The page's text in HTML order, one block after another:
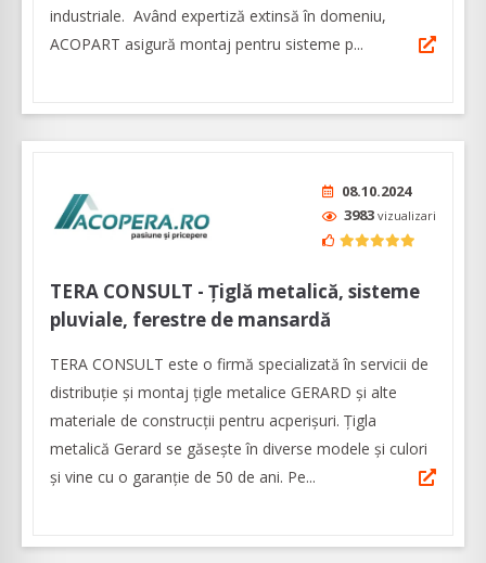
industriale. Având expertiză extinsă în domeniu,
ACOPART asigură montaj pentru sisteme p...
08.10.2024
3983 vizualizari
TERA CONSULT - Țiglă metalică, sisteme
pluviale, ferestre de mansardă
TERA CONSULT este o firmă specializată în servicii de
distribuție și montaj țigle metalice GERARD și alte
materiale de construcții pentru acperișuri. Țigla
metalică Gerard se găsește în diverse modele și culori
și vine cu o garanție de 50 de ani. Pe...